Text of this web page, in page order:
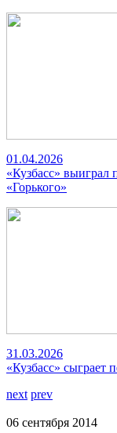
01.04.2026
«Кузбасс» выиграл
«Горького»
31.03.2026
«Кузбасс» сыграет
next prev
06 сентября 2014